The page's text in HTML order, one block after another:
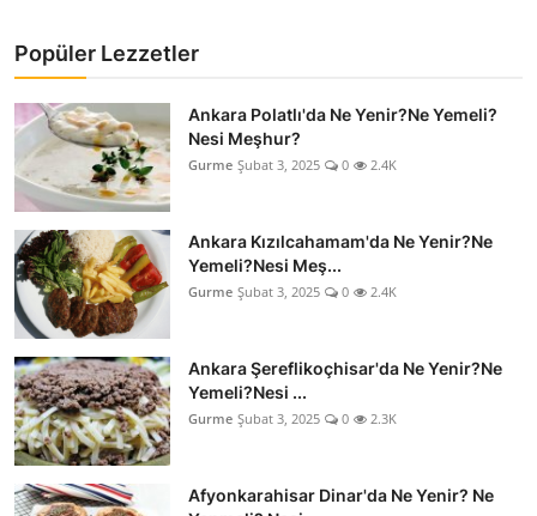
Popüler Lezzetler
Ankara Polatlı'da Ne Yenir?Ne Yemeli?
Nesi Meşhur?
Gurme Şubat 3, 2025 0 2.4K
Ankara Kızılcahamam'da Ne Yenir?Ne
Yemeli?Nesi Meş...
Gurme Şubat 3, 2025 0 2.4K
Ankara Şereflikoçhisar'da Ne Yenir?Ne
Yemeli?Nesi ...
Gurme Şubat 3, 2025 0 2.3K
Afyonkarahisar Dinar'da Ne Yenir? Ne